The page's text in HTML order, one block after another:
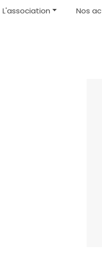
L'association Nos